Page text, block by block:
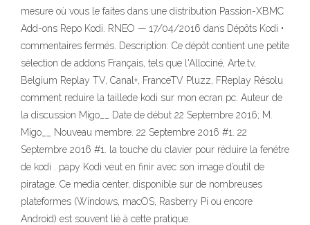
mesure où vous le faites dans une distribution Passion-XBMC
Add-ons Repo Kodi. RNEO — 17/04/2016 dans Dépôts Kodi •
commentaires fermés. Description: Ce dépôt contient une petite
sélection de addons Français, tels que l'Allociné, Arte.tv,
Belgium Replay TV, Canal+, FranceTV Pluzz, FReplay Résolu
comment reduire la taillede kodi sur mon ecran pc. Auteur de
la discussion Migo__ Date de début 22 Septembre 2016; M.
Migo__ Nouveau membre. 22 Septembre 2016 #1. 22
Septembre 2016 #1. la touche du clavier pour réduire la fenétre
de kodi . papy Kodi veut en finir avec son image d’outil de
piratage. Ce media center, disponible sur de nombreuses
plateformes (Windows, macOS, Rasberry Pi ou encore
Android) est souvent lié à cette pratique.